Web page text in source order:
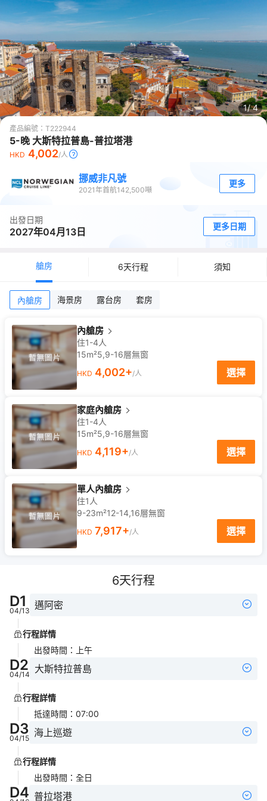
1/4
產品編號： T222944
5-晚 大斯特拉普島-普拉塔港
HKD 4,002/人
挪威非凡號
2021年首航142,500噸
更多
出發日期
2027年04月13日 更多日期
艙房 6天行程 須知
內艙房 海景房 露台房 套房
內艙房
住1-4人
15m²5,9-16層無窗
HKD 4,002+/人 選擇
家庭內艙房
住1-4人
15m²5,9-16層無窗
HKD 4,119+/人 選擇
單人內艙房
住1人
9-23m²12-14,16層無窗
HKD 7,917+/人 選擇
6天行程
D1
04/13 邁阿密
行程詳情
出發時間 ： 上午
D2
04/14 大斯特拉普島
行程詳情
抵達時間 ： 07:00
D3
04/15 海上巡遊
行程詳情
出發時間 ： 全日
D4 普拉塔港